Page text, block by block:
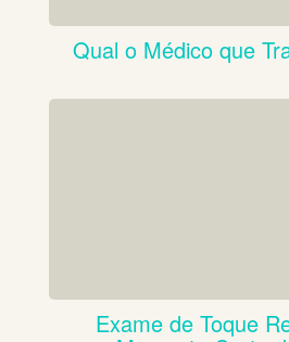
Qual o Médico que
Exame de Toque